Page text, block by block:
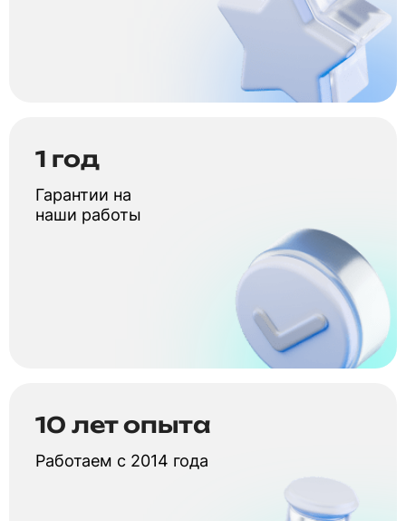
1 год
Гарантии на
наши работы
10 лет опыта
Работаем с 2014 года